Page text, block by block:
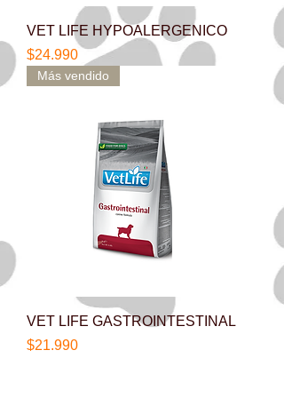
VET LIFE HYPOALERGENICO
Precio
$24.990
Más vendido
VET LIFE GASTROINTESTINAL
Precio
$21.990